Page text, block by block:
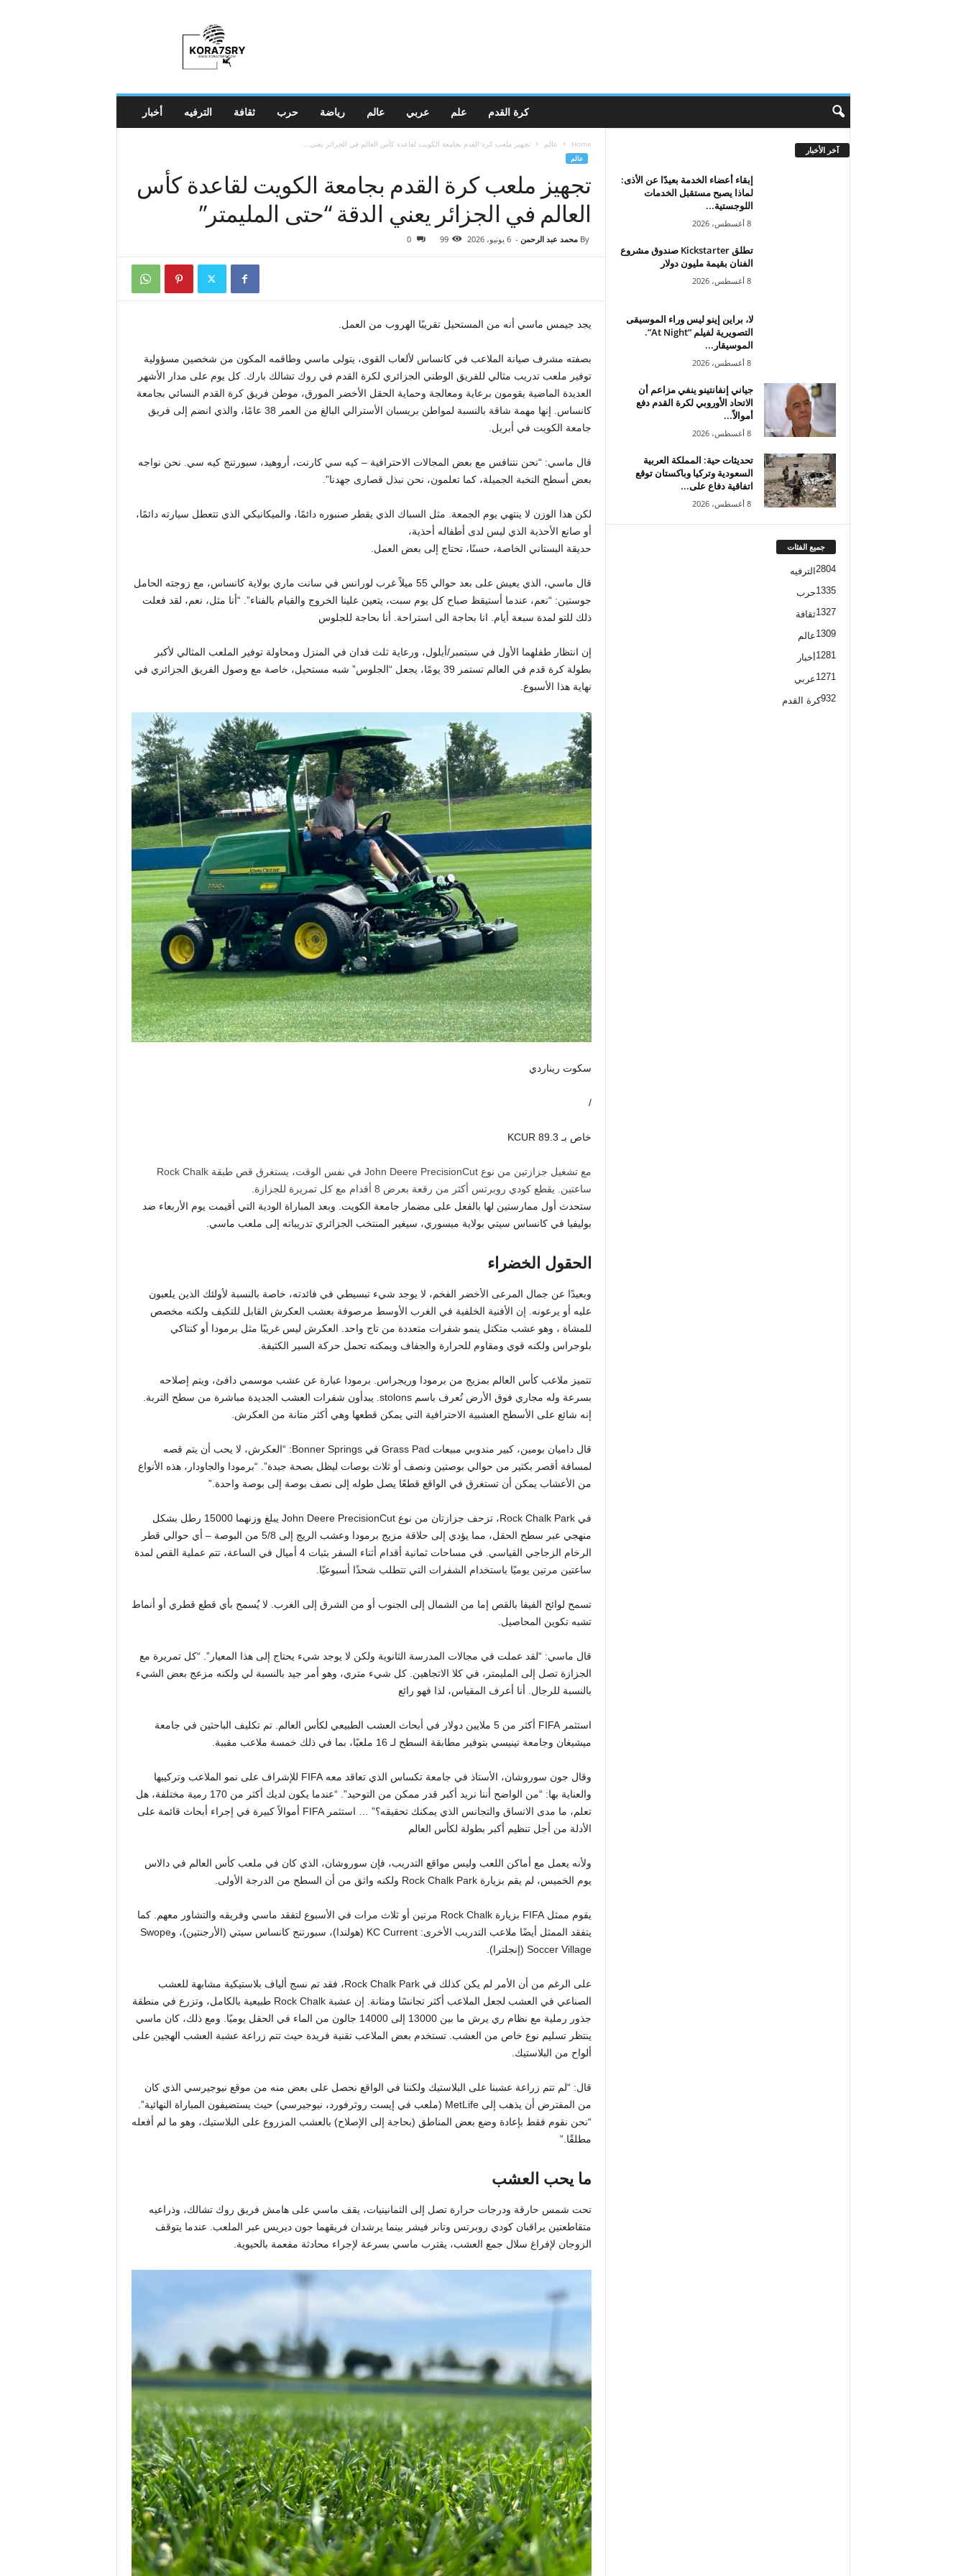
أخبار الترفيه ثقافة حرب رياضة عالم عربي علم كرة القدم
Home عالم تجهيز ملعب كرة القدم بجامعة الكويت لقاعدة كأس العالم في الجزائر يعني...
عالم
تجهيز ملعب كرة القدم بجامعة الكويت لقاعدة كأس
العالم في الجزائر يعني الدقة “حتى المليمتر”
By محمد عبد الرحمن - 6 يونيو، 2026 99
0
يجد جيمس ماسي أنه من المستحيل تقريبًا الهروب من العمل.
بصفته مشرف صيانة الملاعب في كانساس لألعاب القوى، يتولى ماسي وطاقمه المكون من شخصين مسؤولية
توفير ملعب تدريب مثالي للفريق الوطني الجزائري لكرة القدم في روك تشالك بارك. كل يوم على مدار الأشهر
العديدة الماضية يقومون برعاية ومعالجة وحماية الحقل الأخضر المورق، موطن فريق كرة القدم النسائي بجامعة
كانساس. إنها مهمة شاقة بالنسبة لمواطن بريسبان الأسترالي البالغ من العمر 38 عامًا، والذي انضم إلى فريق
جامعة الكويت في أبريل.
قال ماسي: “نحن نتنافس مع بعض المجالات الاحترافية – كيه سي كارنت، أروهيد، سبورتنج كيه سي. نحن نواجه
بعض أسطح النخبة الجميلة، كما تعلمون، نحن نبذل قصارى جهدنا”.
لكن هذا الوزن لا ينتهي يوم الجمعة. مثل السباك الذي يقطر صنبوره دائمًا، والميكانيكي الذي تتعطل سيارته دائمًا،
أو صانع الأحذية الذي ليس لدى أطفاله أحذية،
حديقة البستاني الخاصة، حسنًا، تحتاج إلى بعض العمل.
قال ماسي، الذي يعيش على بعد حوالي 55 ميلاً غرب لورانس في سانت ماري بولاية كانساس، مع زوجته الحامل
جوستين: “نعم، عندما أستيقظ صباح كل يوم سبت، يتعين علينا الخروج والقيام بالفناء”. “أنا مثل، نعم، لقد فعلت
ذلك للتو لمدة سبعة أيام. انا بحاجة الى استراحة. أنا بحاجة للجلوس
إن انتظار طفلهما الأول في سبتمبر/أيلول، ورعاية ثلث فدان في المنزل ومحاولة توفير الملعب المثالي لأكبر
بطولة كرة قدم في العالم تستمر 39 يومًا، يجعل “الجلوس” شبه مستحيل، خاصة مع وصول الفريق الجزائري في
نهاية هذا الأسبوع.
سكوت ريناردي
/
خاص بـ KCUR 89.3
مع تشغيل جزازتين من نوع John Deere PrecisionCut في نفس الوقت، يستغرق قص طبقة Rock Chalk
ساعتين. يقطع كودي روبرتس أكثر من رقعة بعرض 8 أقدام مع كل تمريرة للجزازة.
ستحدث أول ممارستين لها بالفعل على مضمار جامعة الكويت. وبعد المباراة الودية التي أقيمت يوم الأربعاء ضد
بوليفيا في كانساس سيتي بولاية ميسوري، سيغير المنتخب الجزائري تدريباته إلى ملعب ماسي.
الحقول الخضراء
وبعيدًا عن جمال المرعى الأخضر الفخم، لا يوجد شيء تبسيطي في فائدته، خاصة بالنسبة لأولئك الذين يلعبون
عليه أو يرعونه. إن الأفنية الخلفية في الغرب الأوسط مرصوفة بعشب العكرش القابل للتكيف ولكنه مخصص
للمشاة ، وهو عشب متكتل ينمو شفرات متعددة من تاج واحد. العكرش ليس غريبًا مثل برمودا أو كنتاكي
بلوجراس ولكنه قوي ومقاوم للحرارة والجفاف ويمكنه تحمل حركة السير الكثيفة.
تتميز ملاعب كأس العالم بمزيج من برمودا وريجراس. برمودا عبارة عن عشب موسمي دافئ، ويتم إصلاحه
بسرعة وله مجاري فوق الأرض تُعرف باسم stolons. يبدأون شفرات العشب الجديدة مباشرة من سطح التربة.
إنه شائع على الأسطح العشبية الاحترافية التي يمكن قطعها وهي أكثر متانة من العكرش.
قال داميان بومين، كبير مندوبي مبيعات Grass Pad في Bonner Springs: “العكرش، لا يحب أن يتم قصه
لمسافة أقصر بكثير من حوالي بوصتين ونصف أو ثلاث بوصات ليظل بصحة جيدة”. “برمودا والجاودار، هذه الأنواع
من الأعشاب يمكن أن تستغرق في الواقع قطعًا يصل طوله إلى نصف بوصة إلى بوصة واحدة.”
في Rock Chalk Park، تزحف جزازتان من نوع John Deere PrecisionCut يبلغ وزنهما 15000 رطل بشكل
منهجي عبر سطح الحقل، مما يؤدي إلى حلاقة مزيج برمودا وعشب الريج إلى 5/8 من البوصة – أي حوالي قطر
الرخام الزجاجي القياسي. في مساحات ثمانية أقدام أثناء السفر بثبات 4 أميال في الساعة، تتم عملية القص لمدة
ساعتين مرتين يوميًا باستخدام الشفرات التي تتطلب شحذًا أسبوعيًا.
تسمح لوائح الفيفا بالقص إما من الشمال إلى الجنوب أو من الشرق إلى الغرب. لا يُسمح بأي قطع قطري أو أنماط
تشبه تكوين المحاصيل.
قال ماسي: “لقد عملت في مجالات المدرسة الثانوية ولكن لا يوجد شيء يحتاج إلى هذا المعيار”. “كل تمريرة مع
الجزازة تصل إلى المليمتر، في كلا الاتجاهين. كل شيء متري، وهو أمر جيد بالنسبة لي ولكنه مزعج بعض الشيء
بالنسبة للرجال. أنا أعرف المقياس، لذا فهو رائع
استثمر FIFA أكثر من 5 ملايين دولار في أبحاث العشب الطبيعي لكأس العالم. تم تكليف الباحثين في جامعة
ميشيغان وجامعة تينيسي بتوفير مطابقة السطح لـ 16 ملعبًا، بما في ذلك خمسة ملاعب مقببة.
وقال جون سوروشان، الأستاذ في جامعة تكساس الذي تعاقد معه FIFA للإشراف على نمو الملاعب وتركيبها
والعناية بها: “من الواضح أننا نريد أكبر قدر ممكن من التوحيد”. “عندما يكون لديك أكثر من 170 رمية مختلفة، هل
تعلم، ما مدى الاتساق والتجانس الذي يمكنك تحقيقه؟” … استثمر FIFA أموالاً كبيرة في إجراء أبحاث قائمة على
الأدلة من أجل تنظيم أكبر بطولة لكأس العالم
ولأنه يعمل مع أماكن اللعب وليس مواقع التدريب، فإن سوروشان، الذي كان في ملعب كأس العالم في دالاس
يوم الخميس، لم يقم بزيارة Rock Chalk Park ولكنه واثق من أن السطح من الدرجة الأولى.
يقوم ممثل FIFA بزيارة Rock Chalk مرتين أو ثلاث مرات في الأسبوع لتفقد ماسي وفريقه والتشاور معهم. كما
يتفقد الممثل أيضًا ملاعب التدريب الأخرى: KC Current (هولندا)، سبورتنج كانساس سيتي (الأرجنتين)، وSwope
Soccer Village (إنجلترا).
على الرغم من أن الأمر لم يكن كذلك في Rock Chalk Park، فقد تم نسج ألياف بلاستيكية مشابهة للعشب
الصناعي في العشب لجعل الملاعب أكثر تجانسًا ومتانة. إن عشبة Rock Chalk طبيعية بالكامل، وتزرع في منطقة
جذور رملية مع نظام ري يرش ما بين 13000 إلى 14000 جالون من الماء في الحقل يوميًا. ومع ذلك، كان ماسي
ينتظر تسليم نوع خاص من العشب. تستخدم بعض الملاعب تقنية فريدة حيث تتم زراعة عشبة العشب الهجين على
ألواح من البلاستيك.
قال: “لم تتم زراعة عشبنا على البلاستيك ولكننا في الواقع نحصل على بعض منه من موقع نيوجيرسي الذي كان
من المفترض أن يذهب إلى MetLife (ملعب في إيست روثرفورد، نيوجيرسي) حيث يستضيفون المباراة النهائية”.
“نحن نقوم فقط بإعادة وضع بعض المناطق (بحاجة إلى الإصلاح) بالعشب المزروع على البلاستيك، وهو ما لم أفعله
مطلقًا.”
ما يحب العشب
تحت شمس حارقة ودرجات حرارة تصل إلى الثمانينيات، يقف ماسي على هامش فريق روك تشالك، وذراعيه
متقاطعتين يراقبان كودي روبرتس وتانر فيشر بينما يرشدان فريقهما جون ديريس عبر الملعب. عندما يتوقف
الزوجان لإفراغ سلال جمع العشب، يقترب ماسي بسرعة لإجراء محادثة مفعمة بالحيوية.
آخر الأخبار
إبقاء أعضاء الخدمة بعيدًا عن الأذى:
لماذا يصبح مستقبل الخدمات
اللوجستية...
8 أغسطس، 2026
تطلق Kickstarter صندوق مشروع
الفنان بقيمة مليون دولار
8 أغسطس، 2026
لا، براين إينو ليس وراء الموسيقى
التصويرية لفيلم “At Night”.
الموسيقار...
8 أغسطس، 2026
جياني إنفانتينو ينفي مزاعم أن
الاتحاد الأوروبي لكرة القدم دفع
أموالاً...
8 أغسطس، 2026
تحديثات حية: المملكة العربية
السعودية وتركيا وباكستان توقع
اتفاقية دفاع على...
8 أغسطس، 2026
جميع الفئات
الترفيه 2804
حرب1335
ثقافة1327
عالم1309
أخبار 1281
عربي1271
كرة القدم932